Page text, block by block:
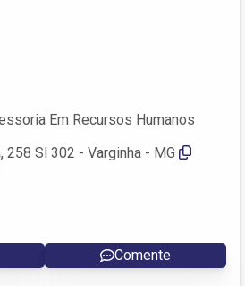
Em Recursos Humanos
258 Sl 302 - Varginha - MG
Comente